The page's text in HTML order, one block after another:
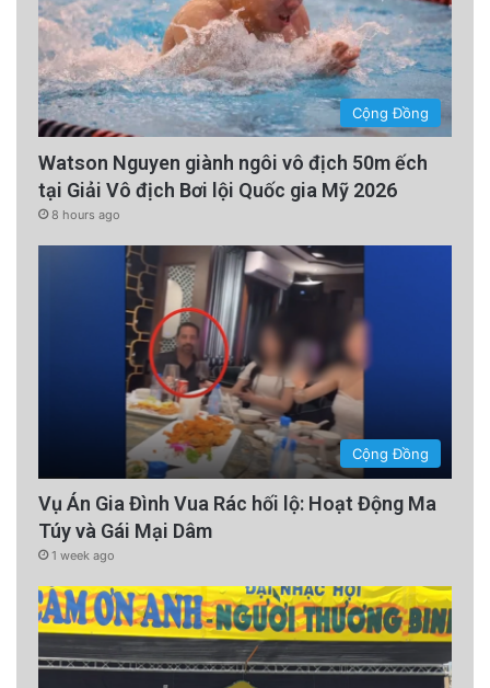
Cộng Đồng
Watson Nguyen giành ngôi vô địch 50m ếch
tại Giải Vô địch Bơi lội Quốc gia Mỹ 2026
8 hours ago
Cộng Đồng
Vụ Án Gia Đình Vua Rác hối lộ: Hoạt Động Ma
Túy và Gái Mại Dâm
1 week ago